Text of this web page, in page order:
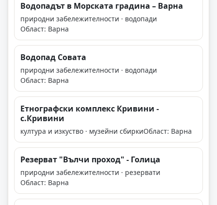
Водопадът в Морската градина – Варна
природни забележителности · водопади
Област: Варна
Водопад Совата
природни забележителности · водопади
Област: Варна
Етнографски комплекс Кривини -
с.Кривини
култура и изкуство · музейни сбиркиОбласт: Варна
Резерват "Вълчи проход" - Голица
природни забележителности · резервати
Област: Варна